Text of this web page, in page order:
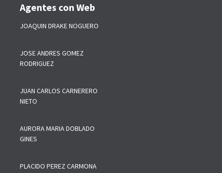
Agentes con Web
JOAQUIN DRAKE NOGUERO
JOSE ANDRES GOMEZ
RODRIGUEZ
JUAN CARLOS CARNERERO
NIETO
AURORA MARIA DOBLADO
GINES
PLACIDO PEREZ CARMONA